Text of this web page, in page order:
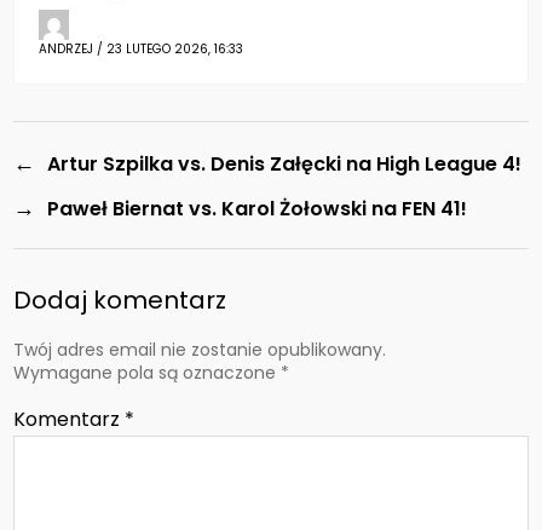
ANDRZEJ / 23 LUTEGO 2026, 16:33
← Artur Szpilka vs. Denis Załęcki na High League 4!
→ Paweł Biernat vs. Karol Żołowski na FEN 41!
Dodaj komentarz
Twój adres email nie zostanie opublikowany.
Wymagane pola są oznaczone *
Komentarz *